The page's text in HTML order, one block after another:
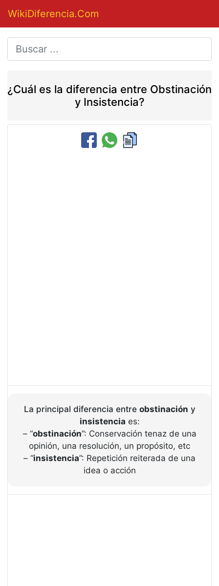
WikiDiferencia.Com
¿Cuál es la diferencia entre Obstinación
y Insistencia?
La principal diferencia entre obstinación y
insistencia es:
– “obstinación”: Conservación tenaz de una
opinión, una resolución, un propósito, etc
– “insistencia”: Repetición reiterada de una
idea o acción